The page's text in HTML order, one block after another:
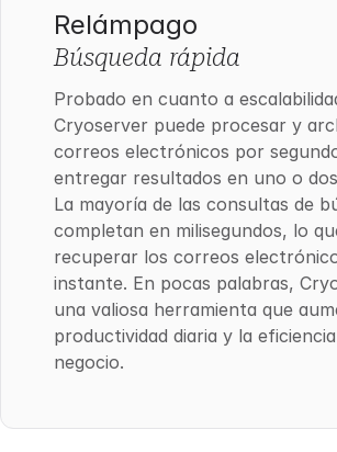
Relámpago
Búsqueda rápida
Probado en cuanto a
Cryoserver puede procesar y
correos electrónicos por
entregar resultados en uno o
La mayoría de las consultas de
completan en milisegundos, lo
recuperar los correos
instante. En pocas palabras,
una valiosa herramienta que
productividad diaria y la
negocio.